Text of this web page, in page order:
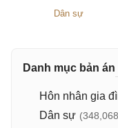
Dân sự
Danh mục bản án
Hôn nhân gia
Dân sự